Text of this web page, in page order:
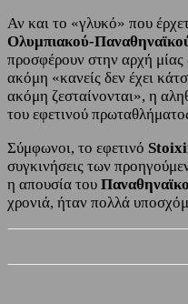
Αν και το «γλυκό» που
Ολυμπιακού-
προσφέρουν στην αρχή μίας
ακόμη «κανείς δεν έχει
ακόμη ζεσταίνονται», η
του εφετινού
Σύμφωνοι, το εφετινό
συγκινήσεις των
η απουσία του
χρονιά, ήταν πολλά